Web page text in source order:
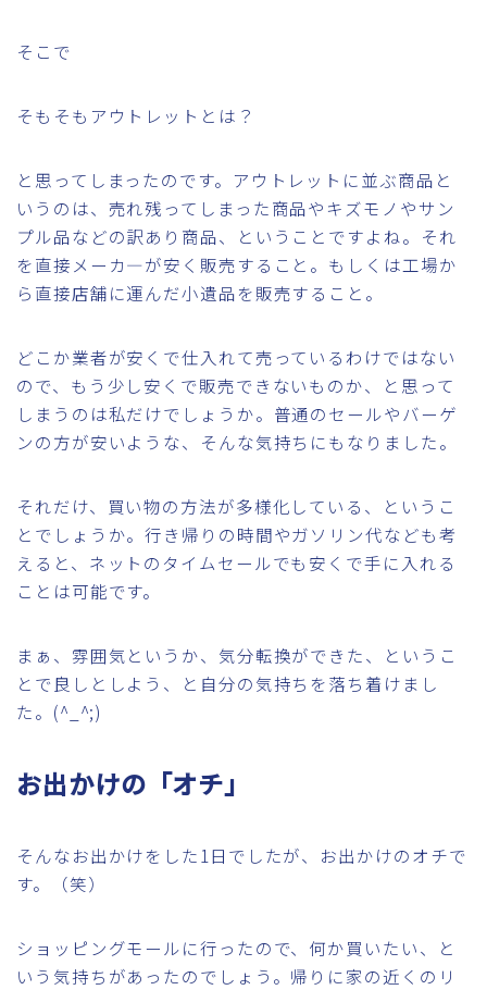
そこで
そもそもアウトレットとは？
と思ってしまったのです。アウトレットに並ぶ商品と
いうのは、売れ残ってしまった商品やキズモノやサン
プル品などの訳あり商品、ということですよね。それ
を直接メーカ―が安く販売すること。もしくは工場か
ら直接店舗に運んだ小遺品を販売すること。
どこか業者が安くで仕入れて売っているわけではない
ので、もう少し安くで販売できないものか、と思って
しまうのは私だけでしょうか。普通のセールやバーゲ
ンの方が安いような、そんな気持ちにもなりました。
それだけ、買い物の方法が多様化している、というこ
とでしょうか。行き帰りの時間やガソリン代なども考
えると、ネットのタイムセールでも安くで手に入れる
ことは可能です。
まぁ、雰囲気というか、気分転換ができた、というこ
とで良しとしよう、と自分の気持ちを落ち着けまし
た。(^_^;)
お出かけの「オチ」
そんなお出かけをした1日でしたが、お出かけのオチで
す。（笑）
ショッピングモールに行ったので、何か買いたい、と
いう気持ちがあったのでしょう。帰りに家の近くのリ